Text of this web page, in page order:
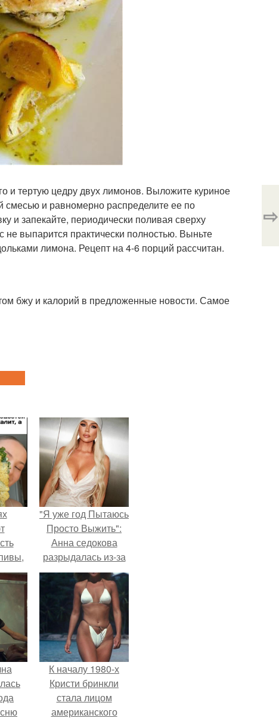
и тертую цедру двух лимонов. Выложите куриное
и равномерно распределите ее по
и запекайте, периодически поливая сверху
выпарится практически полностью. Выньте
лимона. Рецепт на 4-6 порций рассчитан.
бжу и калорий в предложенные новости. Самое
⇨
в
"Я уже год Пытаюсь
Просто Выжить":
Анна седокова
разрыдалась из-за
жесткой травли и
проклятий в сети.
К началу 1980-х
Кристи бринкли
стала лицом
американского